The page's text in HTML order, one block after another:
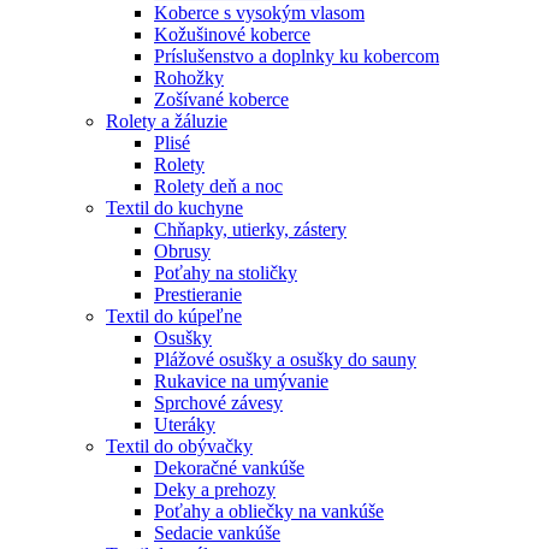
Koberce s vysokým vlasom
Kožušinové koberce
Príslušenstvo a doplnky ku kobercom
Rohožky
Zošívané koberce
Rolety a žáluzie
Plisé
Rolety
Rolety deň a noc
Textil do kuchyne
Chňapky, utierky, zástery
Obrusy
Poťahy na stoličky
Prestieranie
Textil do kúpeľne
Osušky
Plážové osušky a osušky do sauny
Rukavice na umývanie
Sprchové závesy
Uteráky
Textil do obývačky
Dekoračné vankúše
Deky a prehozy
Poťahy a obliečky na vankúše
Sedacie vankúše